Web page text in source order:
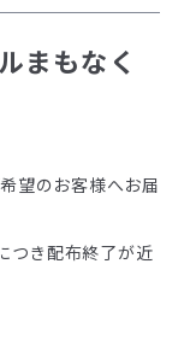
まもなく
望のお客様へお届
つき配布終了が近